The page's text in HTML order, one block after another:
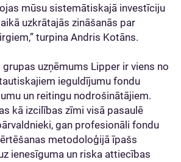
mūsu sistemātiskajā investīciju
uzkrātajās zināšanās par
turpina Andris Kotāns.
uzņēmums Lipper ir viens no
ieguldījumu fondu
un reitingu nodrošinātājiem.
kā izcilības zīmi visā pasaulē
gan profesionāli fondu
metodoloģijā īpašs
ienesīguma un riska attiecības